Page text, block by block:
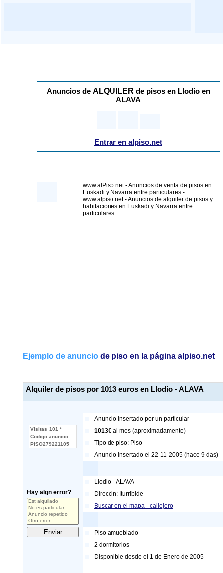
Anuncios de ALQUILER de pisos en Llodio en
ALAVA
Entrar en alpiso.net
www.alPiso.net - Anuncios de venta de pisos en
Euskadi y Navarra entre particulares -
www.alpiso.net - Anuncios de alquiler de pisos y
habitaciones en Euskadi y Navarra entre
particulares
Ejemplo de anuncio de piso en la página alpiso.net
Alquiler de pisos por 1013 euros en Llodio - ALAVA
Visitas 101 *
Codigo anuncio:
PISO279221105
Anuncio insertado por un particular
1013€ al mes (aproximadamente)
Tipo de piso: Piso
Anuncio insertado el 22-11-2005 (hace 9 das)
Llodio - ALAVA
Hay algn error?
Direccin: Iturribide
Buscar en el mapa - callejero
Piso amueblado
2 dormitorios
Disponible desde el 1 de Enero de 2005